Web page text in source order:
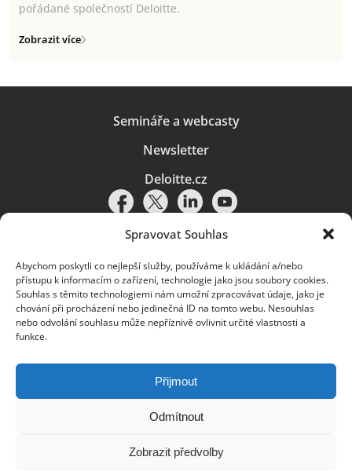
Spravovat Souhlas
Abychom poskytli co nejlepší služby, používáme k ukládání a/nebo
přístupu k informacím o zařízení, technologie jako jsou soubory cookies.
Souhlas s těmito technologiemi nám umožní zpracovávat údaje, jako je
chování při procházení nebo jedinečná ID na tomto webu. Nesouhlas
nebo odvolání souhlasu může nepříznivě ovlivnit určité vlastnosti a
funkce.
Přijmout
Odmítnout
Zobrazit předvolby
pořádané společností Deloitte.
Zobrazit více
Semináře a webcasty
Newsletter
Deloitte.cz
Pravidla používání|Ochrana osobních údajů|Soubory cookies |
Deloitte.cz
© 2026. Více informací najdete vPravidlech používání.
Deloitte označuje jednu či více společností globální sítě členských
a přidružené subjekty (souhrnně „organizace Deloitte“). Společnost DTTL
(rovněž označovaná jako „Deloitte Global“) a každá z jejích členských
společností a jejich přidružených subjektů je samostatným a nezávislým
právním subjektem, který není oprávněn zavazovat nebo přijímat závazky
za jinou z těchto členských společností a jejich přidružených subjektů ve
pochybení, nikoli za jednání či pochybení jiných členských společností či